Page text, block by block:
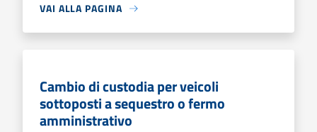
VAI ALLA PAGINA
Cambio di custodia per veicoli
sottoposti a sequestro o fermo
amministrativo